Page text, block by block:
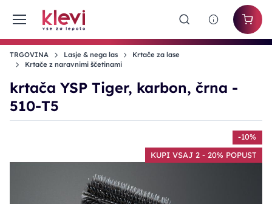
TRGOVINA Lasje & nega las
Krtače za lase
Krtače z naravnimi ščetinami
krtača YSP Tiger, karbon, črna -
510-T5
-10%
KUPI VSAJ 2 - 20% POPUST